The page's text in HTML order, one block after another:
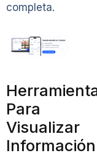
completa.
Para
Visualizar
Información